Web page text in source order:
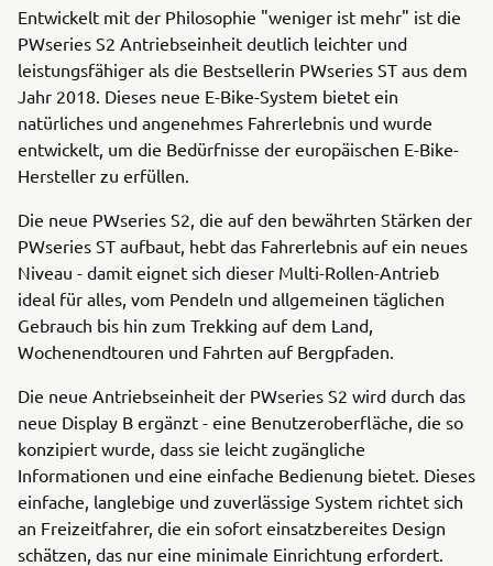
Entwickelt mit der Philosophie "weniger ist mehr" ist die
PWseries S2 Antriebseinheit deutlich leichter und
leistungsfähiger als die Bestsellerin PWseries ST aus dem
Jahr 2018. Dieses neue E-Bike-System bietet ein
natürliches und angenehmes Fahrerlebnis und wurde
entwickelt, um die Bedürfnisse der europäischen E-Bike-
Hersteller zu erfüllen.
Die neue PWseries S2, die auf den bewährten Stärken der
PWseries ST aufbaut, hebt das Fahrerlebnis auf ein neues
Niveau - damit eignet sich dieser Multi-Rollen-Antrieb
ideal für alles, vom Pendeln und allgemeinen täglichen
Gebrauch bis hin zum Trekking auf dem Land,
Wochenendtouren und Fahrten auf Bergpfaden.
Die neue Antriebseinheit der PWseries S2 wird durch das
neue Display B ergänzt - eine Benutzeroberfläche, die so
konzipiert wurde, dass sie leicht zugängliche
Informationen und eine einfache Bedienung bietet. Dieses
einfache, langlebige und zuverlässige System richtet sich
an Freizeitfahrer, die ein sofort einsatzbereites Design
schätzen, das nur eine minimale Einrichtung erfordert.